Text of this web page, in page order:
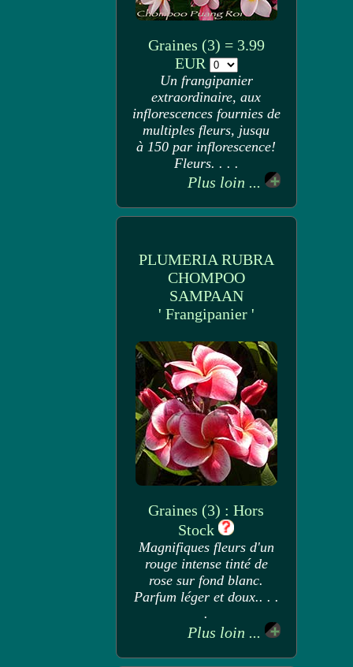
Graines (3) = 3.99
EUR
Un frangipanier
extraordinaire, aux
inflorescences fournies de
multiples fleurs, jusqu
à 150 par inflorescence!
Fleurs. . . .
Plus loin ...
PLUMERIA RUBRA
CHOMPOO
SAMPAAN
' Frangipanier '
Graines (3) : Hors
Stock
Magnifiques fleurs d'un
rouge intense tinté de
rose sur fond blanc.
Parfum léger et doux.. . .
.
Plus loin ...